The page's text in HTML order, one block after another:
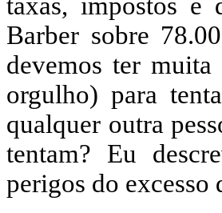
Barber sobre
devemos ter
orgulho) para
qualquer outra
tentam? Eu
perigos do excesso